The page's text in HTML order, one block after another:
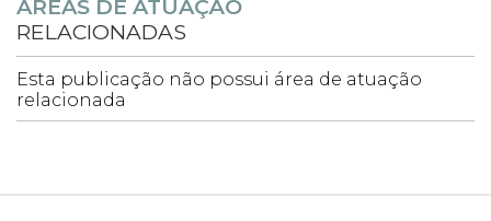
ÁREAS DE ATUAÇÃO
RELACIONADAS
Esta publicação não possui área de atuação
relacionada